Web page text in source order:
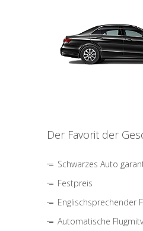
Der Favorit der
Schwarzes Auto
Festpreis
Englischsprechender
Automatische